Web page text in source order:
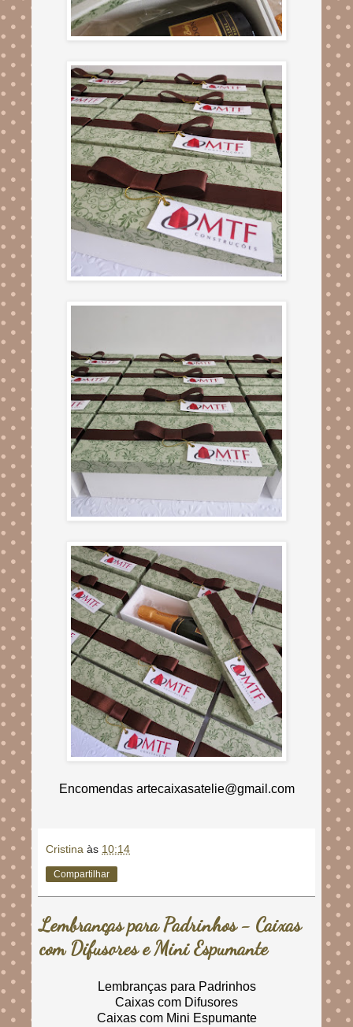
Encomendas artecaixasatelie@gmail.com
Cristina às 10:14
Compartilhar
Lembranças para Padrinhos - Caixas
com Difusores e Mini Espumante
Lembranças para Padrinhos
Caixas com Difusores
Caixas com Mini Espumante